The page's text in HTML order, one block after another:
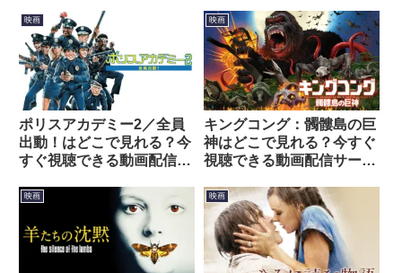
画配信サービスを紹介！
映画
ポリスアカデミー2／全員
出動！はどこで見れる？今
すぐ視聴できる動画配信サ
映画
キングコング：髑髏島の巨
神はどこで見れる？今すぐ
視聴できる動画配信サービ
映画 映画